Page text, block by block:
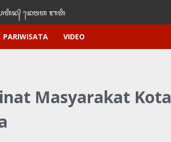
᭢ᬤᬯᬢ‌‌‌ ᬩᬢᬶ
PARIWISATA VIDEO
Masyarakat Kota